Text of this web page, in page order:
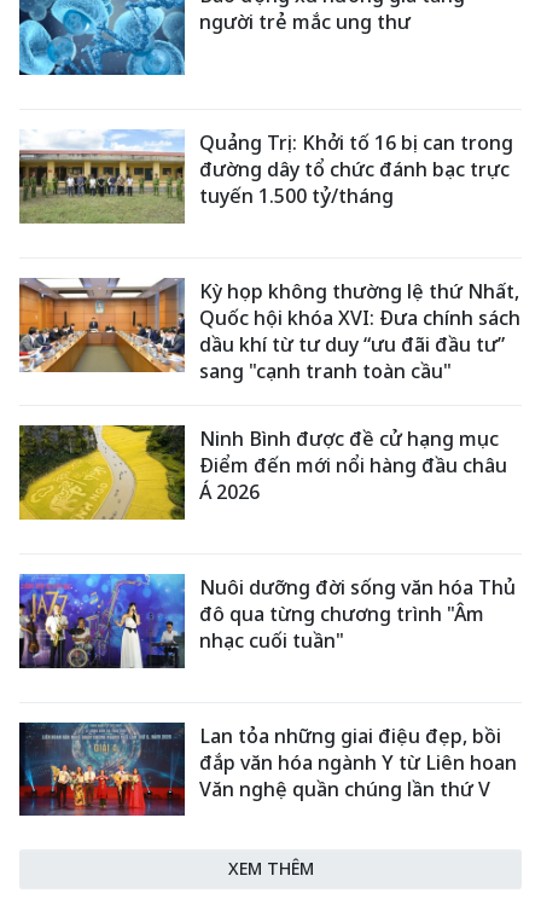
người trẻ mắc ung thư
Quảng Trị: Khởi tố 16 bị can trong
đường dây tổ chức đánh bạc trực
tuyến 1.500 tỷ/tháng
Kỳ họp không thường lệ thứ Nhất,
Quốc hội khóa XVI: Đưa chính sách
dầu khí từ tư duy “ưu đãi đầu tư”
sang "cạnh tranh toàn cầu"
Ninh Bình được đề cử hạng mục
Điểm đến mới nổi hàng đầu châu
Á 2026
Nuôi dưỡng đời sống văn hóa Thủ
đô qua từng chương trình "Âm
nhạc cuối tuần"
Lan tỏa những giai điệu đẹp, bồi
đắp văn hóa ngành Y từ Liên hoan
Văn nghệ quần chúng lần thứ V
XEM THÊM